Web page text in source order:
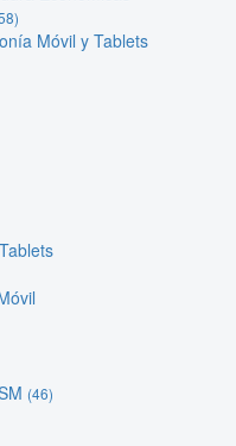
Móvil y Tablets
(46)